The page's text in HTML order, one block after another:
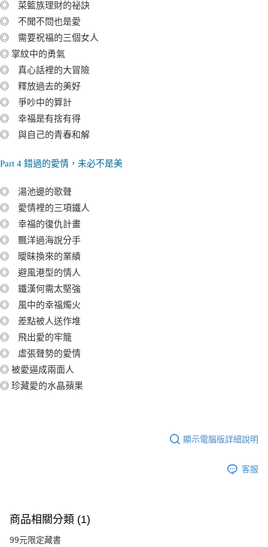
◎ 菜籃族理財的祕訣
◎ 不聞不問也是愛
◎ 需要祝福的三個女人
◎ 掌紋中的勇氣
◎ 真心話裡的大冒險
◎ 釋放過去的美好
◎ 爭吵中的算計
◎ 幸福是有捨有得
◎ 與自己的青春和解
Part 4 錯過的愛情，未必不是美
◎ 湯池邊的歌聲
◎ 愛情裡的三項鐵人
◎ 幸福的復仇計畫
◎ 飄洋過海說分手
◎ 曖昧換來的業績
◎ 避風港型的情人
◎ 鐵漢何需太堅強
◎ 風中的幸福燭火
◎ 差點被人送作堆
◎ 飛出愛的牢籠
◎ 虛張聲勢的愛情
◎ 被愛逼成兩面人
◎ 珍藏愛的水晶蘋果
顯示電腦版詳細說明
客服
商品相關分類 (1)
99元限定藏書